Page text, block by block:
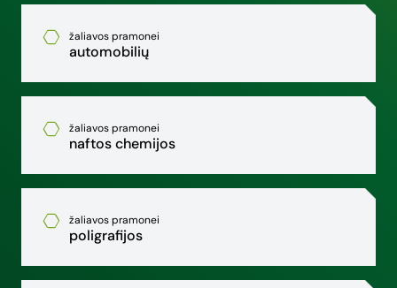
žaliavos pramonei
automobilių
žaliavos pramonei
naftos chemijos
žaliavos pramonei
poligrafijos